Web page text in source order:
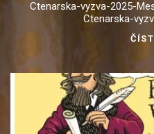
Ctenarska-vyzva-2025-
Ctenarska-